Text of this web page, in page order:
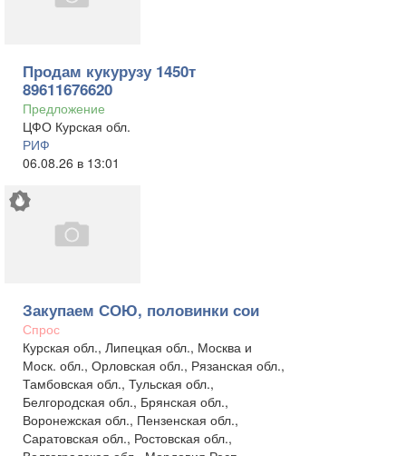
Продам кукурузу 1450т
89611676620
Предложение
ЦФО Курская обл.
РИФ
06.08.26 в 13:01
Закупаем СОЮ, половинки сои
Спрос
Курская обл., Липецкая обл., Москва и
Моск. обл., Орловская обл., Рязанская обл.,
Тамбовская обл., Тульская обл.,
Белгородская обл., Брянская обл.,
Воронежская обл., Пензенская обл.,
Саратовская обл., Ростовская обл.,